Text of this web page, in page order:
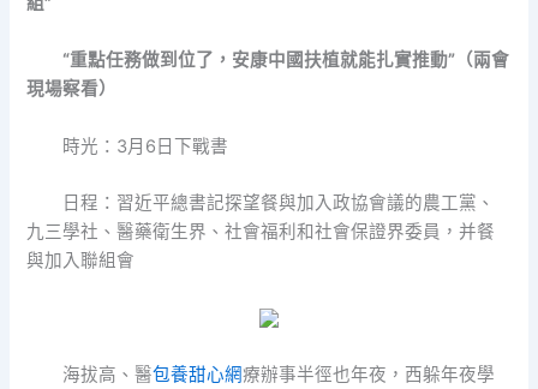
“重點任務做到位了，安康中國扶植就能扎實推動”（兩會
現場察看）
時光：3月6日下戰書
日程：習近平總書記探望餐與加入政協會議的農工黨、
九三學社、醫藥衛生界、社會福利和社會保證界委員，并餐
與加入聯組會
海拔高、醫包養甜心網療辦事半徑也年夜，西躲年夜學